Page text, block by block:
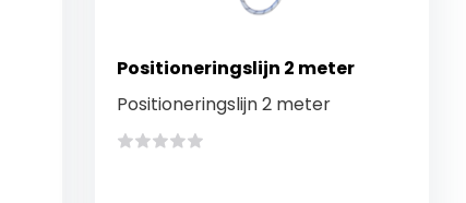
Positioneringslijn 2 meter
Positioneringslijn 2 meter